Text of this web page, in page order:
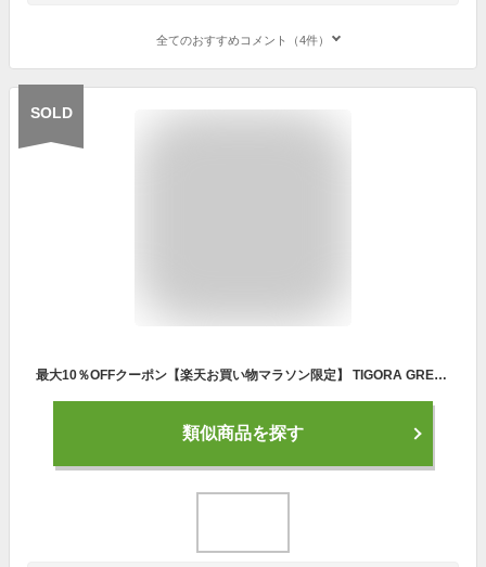
全てのおすすめコメント（4件）
SOLD
最大10％OFFクーポン【楽天お買い物マラソン限定】 TIGORA GREEN LABEL ティゴラ ゴルフウェア 長袖ウインドブレーカー (TR-1W1101F2W) 袖取り外し可能 撥水付き ベスト メンズ
類似商品を探す